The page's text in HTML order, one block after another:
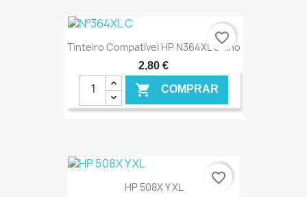
€ ONLINE
Tinteiro Compatível HP N364XL Ciano
2,80 €
 COMPRAR
€ ONLINE
favorite_border
HP 508X Y XL
favorite_border